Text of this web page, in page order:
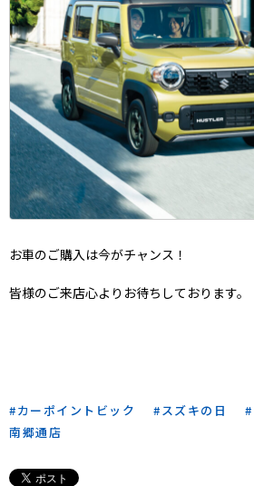
お車のご購入は今がチャンス！
皆様のご来店心よりお待ちしております。
カーポイントビック スズキの日
南郷通店